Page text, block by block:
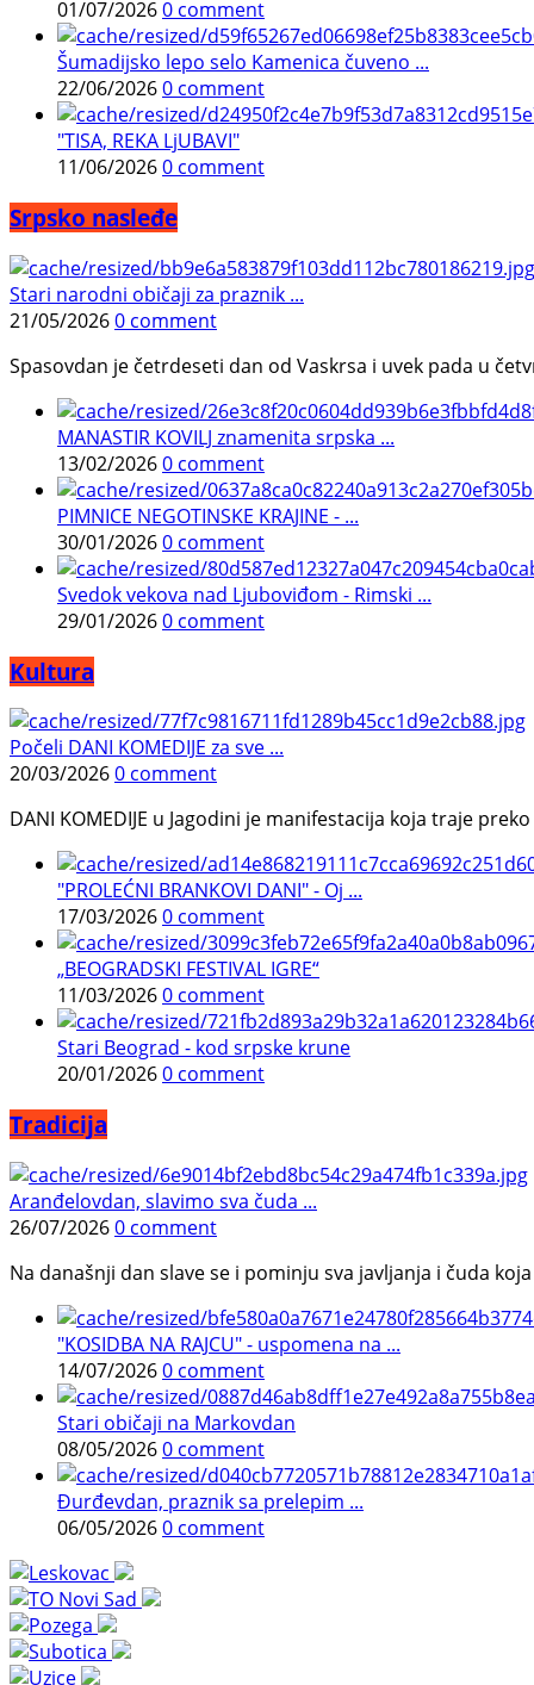
01/07/20260 comment
Šumadijsko lepo selo Kamenica čuveno ...
22/06/20260 comment
"TISA, REKA LjUBAVI"
11/06/20260 comment
Srpsko nasleđe
Stari narodni običaji za praznik ...
21/05/20260 comment
Spasovdan je četrdeseti dan od Vaskrsa i uvek pada u
MANASTIR KOVILJ znamenita srpska ...
13/02/20260 comment
PIMNICE NEGOTINSKE KRAJINE - ...
30/01/20260 comment
Svedok vekova nad Ljuboviđom - Rimski ...
29/01/20260 comment
Kultura
Počeli DANI KOMEDIJE za sve ...
20/03/20260 comment
DANI KOMEDIJE u Jagodini je manifestacija koja traje
"PROLEĆNI BRANKOVI DANI" - Oj ...
17/03/20260 comment
„BEOGRADSKI FESTIVAL IGRE“
11/03/20260 comment
Stari Beograd - kod srpske krune
20/01/20260 comment
Tradicija
Aranđelovdan, slavimo sva čuda ...
26/07/20260 comment
Na današnji dan slave se i pominju sva javljanja i čuda
"KOSIDBA NA RAJCU" - uspomena na ...
14/07/20260 comment
Stari običaji na Markovdan
08/05/20260 comment
Đurđevdan, praznik sa prelepim ...
06/05/20260 comment